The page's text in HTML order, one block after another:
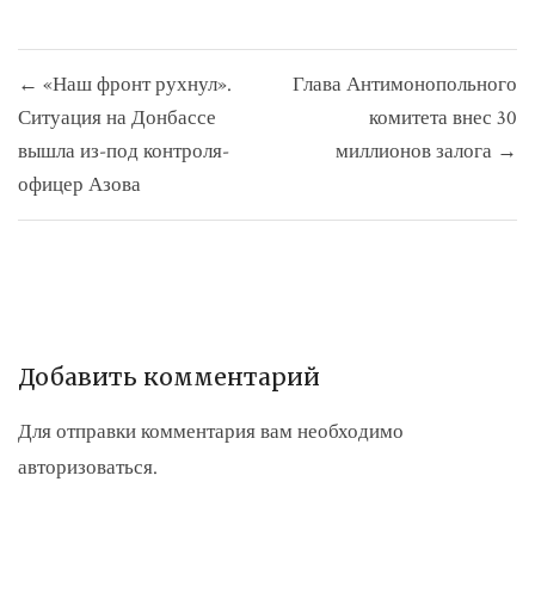
по
записям
← «Наш фронт рухнул».
Ситуация на Донбассе
вышла из-под контроля-
офицер Азова
Глава Антимонопольного
комитета внес 30
миллионов залога →
Добавить комментарий
Для отправки комментария вам необходимо
авторизоваться.